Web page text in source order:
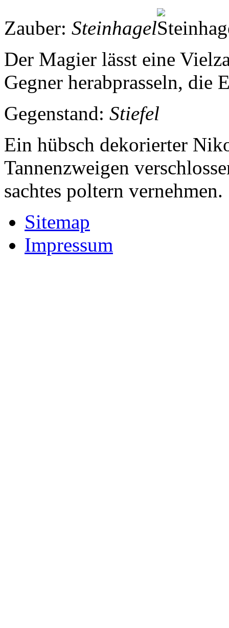
Zauber: Steinhagel
Der Magier lässt eine
Gegner herabprasseln, die
Gegenstand: Stiefel
Ein hübsch dekorierter
Tannenzweigen
sachtes poltern vernehmen.
Sitemap
Impressum